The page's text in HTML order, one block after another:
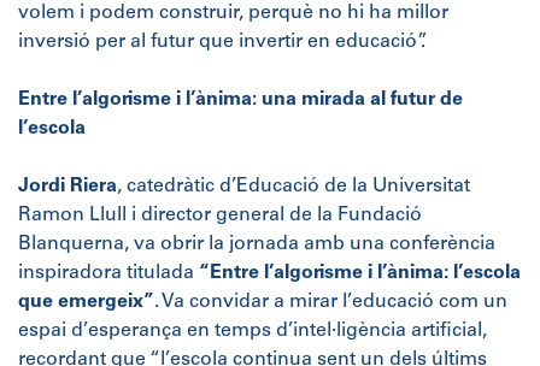
volem i podem construir, perquè no hi ha millor
inversió per al futur que invertir en educació”.
Entre l’algorisme i l’ànima: una mirada al futur de
l’escola
Jordi Riera, catedràtic d’Educació de la Universitat
Ramon Llull i director general de la Fundació
Blanquerna, va obrir la jornada amb una conferència
inspiradora titulada “Entre l’algorisme i l’ànima: l’escola
que emergeix”. Va convidar a mirar l’educació com un
espai d’esperança en temps d’intel·ligència artificial,
recordant que “l’escola continua sent un dels últims